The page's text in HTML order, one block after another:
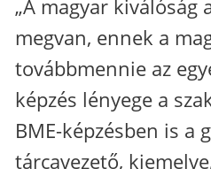
„A magyar kiválóság
megvan, ennek a
továbbmennie az
képzés lényege a
BME-képzésben is a
tárcavezető,